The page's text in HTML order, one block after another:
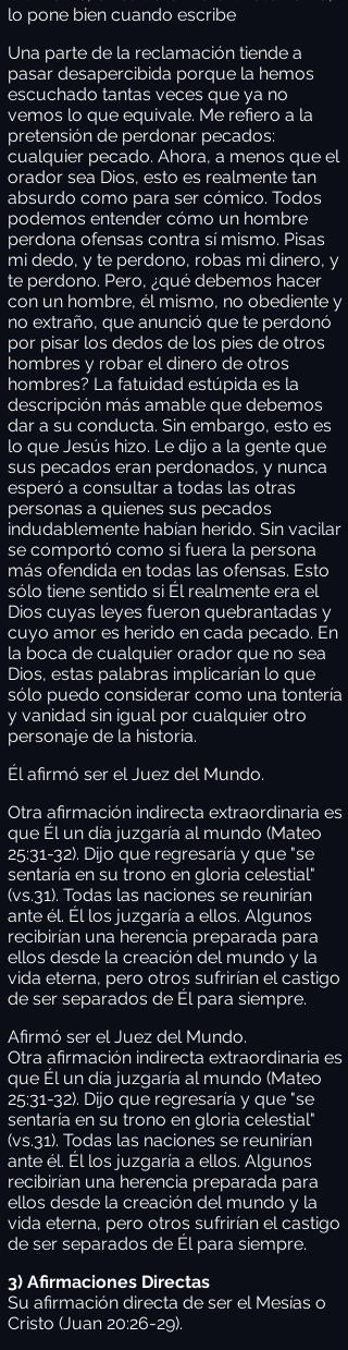
lo pone bien cuando escribe
Una parte de la reclamación tiende a
pasar desapercibida porque la hemos
escuchado tantas veces que ya no
vemos lo que equivale. Me refiero a la
pretensión de perdonar pecados:
cualquier pecado. Ahora, a menos que el
orador sea Dios, esto es realmente tan
absurdo como para ser cómico. Todos
podemos entender cómo un hombre
perdona ofensas contra sí mismo. Pisas
mi dedo, y te perdono, robas mi dinero, y
te perdono. Pero, ¿qué debemos hacer
con un hombre, él mismo, no obediente y
no extraño, que anunció que te perdonó
por pisar los dedos de los pies de otros
hombres y robar el dinero de otros
hombres? La fatuidad estúpida es la
descripción más amable que debemos
dar a su conducta. Sin embargo, esto es
lo que Jesús hizo. Le dijo a la gente que
sus pecados eran perdonados, y nunca
esperó a consultar a todas las otras
personas a quienes sus pecados
indudablemente habían herido. Sin vacilar
se comportó como si fuera la persona
más ofendida en todas las ofensas. Esto
sólo tiene sentido si Él realmente era el
Dios cuyas leyes fueron quebrantadas y
cuyo amor es herido en cada pecado. En
la boca de cualquier orador que no sea
Dios, estas palabras implicarían lo que
sólo puedo considerar como una tontería
y vanidad sin igual por cualquier otro
personaje de la historia.
Él afirmó ser el Juez del Mundo.
Otra afirmación indirecta extraordinaria es
que Él un día juzgaría al mundo (Mateo
25:31-32). Dijo que regresaría y que "se
sentaría en su trono en gloria celestial"
(vs.31). Todas las naciones se reunirían
ante él. Él los juzgaría a ellos. Algunos
recibirían una herencia preparada para
ellos desde la creación del mundo y la
vida eterna, pero otros sufrirían el castigo
de ser separados de Él para siempre.
Afirmó ser el Juez del Mundo.
Otra afirmación indirecta extraordinaria es
que Él un día juzgaría al mundo (Mateo
25:31-32). Dijo que regresaría y que "se
sentaría en su trono en gloria celestial"
(vs.31). Todas las naciones se reunirían
ante él. Él los juzgaría a ellos. Algunos
recibirían una herencia preparada para
ellos desde la creación del mundo y la
vida eterna, pero otros sufrirían el castigo
de ser separados de Él para siempre.
3) Afirmaciones Directas
Su afirmación directa de ser el Mesías o
Cristo (Juan 20:26-29).